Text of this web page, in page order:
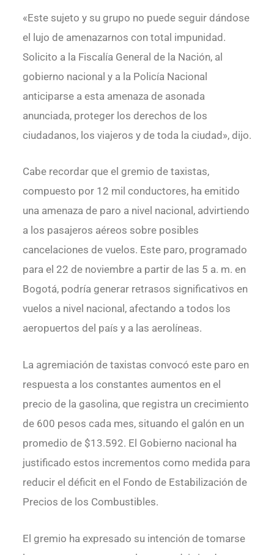
«Este sujeto y su grupo no puede seguir dándose
el lujo de amenazarnos con total impunidad.
Solicito a la Fiscalía General de la Nación, al
gobierno nacional y a la Policía Nacional
anticiparse a esta amenaza de asonada
anunciada, proteger los derechos de los
ciudadanos, los viajeros y de toda la ciudad», dijo.
Cabe recordar que el gremio de taxistas,
compuesto por 12 mil conductores, ha emitido
una amenaza de paro a nivel nacional, advirtiendo
a los pasajeros aéreos sobre posibles
cancelaciones de vuelos. Este paro, programado
para el 22 de noviembre a partir de las 5 a. m. en
Bogotá, podría generar retrasos significativos en
vuelos a nivel nacional, afectando a todos los
aeropuertos del país y a las aerolíneas.
La agremiación de taxistas convocó este paro en
respuesta a los constantes aumentos en el
precio de la gasolina, que registra un crecimiento
de 600 pesos cada mes, situando el galón en un
promedio de $13.592. El Gobierno nacional ha
justificado estos incrementos como medida para
reducir el déficit en el Fondo de Estabilización de
Precios de los Combustibles.
El gremio ha expresado su intención de tomarse